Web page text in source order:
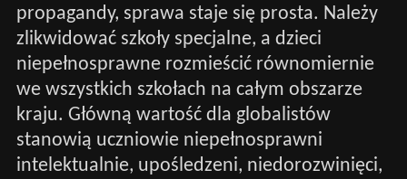
propagandy, sprawa staje się prosta. Należy
zlikwidować szkoły specjalne, a dzieci
niepełnosprawne rozmieścić równomiernie
we wszystkich szkołach na całym obszarze
kraju. Główną wartość dla globalistów
stanowią uczniowie niepełnosprawni
intelektualnie, upośledzeni, niedorozwinięci,